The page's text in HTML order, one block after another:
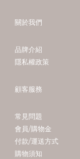
關於我們
品牌介紹
隱私權政策
顧客服務
常見問題
會員/購物金
付款/運送方式
購物須知